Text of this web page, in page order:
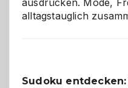
ausdrücken. Mode,
alltagstauglich
Sudoku